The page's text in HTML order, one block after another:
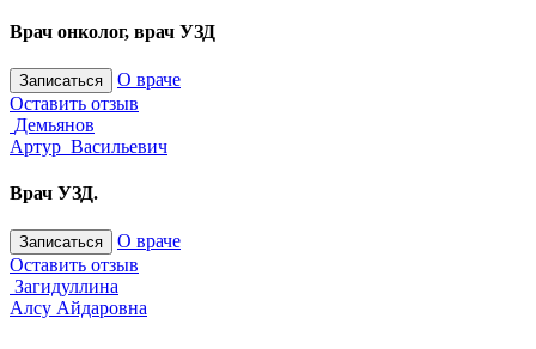
Врач онколог, врач УЗД
Записаться
О враче
Оставить отзыв
Демьянов
Артур Васильевич
Врач УЗД.
Записаться
О враче
Оставить отзыв
Загидуллина
Алсу Айдаровна